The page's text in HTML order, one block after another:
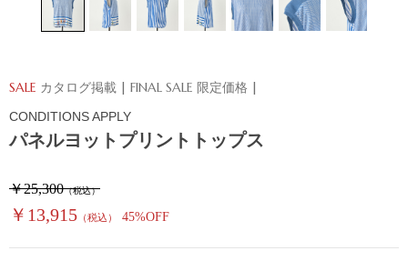
パネルヨットプリントトップス
SALE カタログ掲載 | FINAL SALE 限定価格 |
￥25,300（税込）
￥13,915 （税込） 45%OFF
CONDITIONS APPLY